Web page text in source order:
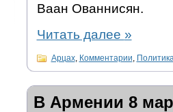
Ваан Ованнисян.
Читать далее »
Арцах, Комментарии Политика
В Армении 8